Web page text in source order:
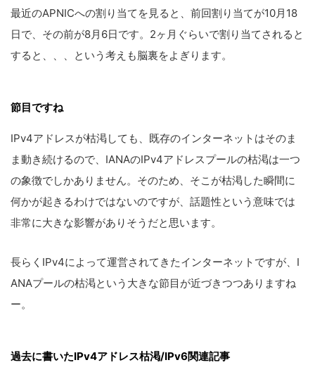
最近のAPNICへの割り当てを見ると、前回割り当てが10月18
日で、その前が8月6日です。2ヶ月ぐらいで割り当てされると
すると、、、という考えも脳裏をよぎります。
節目ですね
IPv4アドレスが枯渇しても、既存のインターネットはそのま
ま動き続けるので、IANAのIPv4アドレスプールの枯渇は一つ
の象徴でしかありません。そのため、そこが枯渇した瞬間に
何かが起きるわけではないのですが、話題性という意味では
非常に大きな影響がありそうだと思います。
長らくIPv4によって運営されてきたインターネットですが、I
ANAプールの枯渇という大きな節目が近づきつつありますね
ー。
過去に書いたIPv4アドレス枯渇/IPv6関連記事